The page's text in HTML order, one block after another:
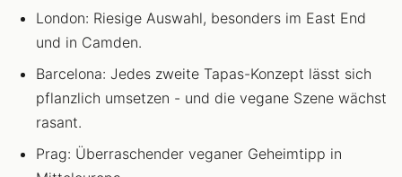
London: Riesige Auswahl, besonders im East End
und in Camden.
Barcelona: Jedes zweite Tapas-Konzept lässt sich
pflanzlich umsetzen - und die vegane Szene wächst
rasant.
Prag: Überraschender veganer Geheimtipp in